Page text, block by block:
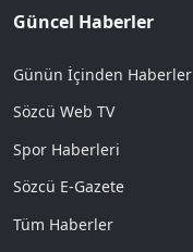
Güncel Haberler
Günün İçinden Haberler
Sözcü Web TV
Spor Haberleri
Sözcü E-Gazete
Tüm Haberler